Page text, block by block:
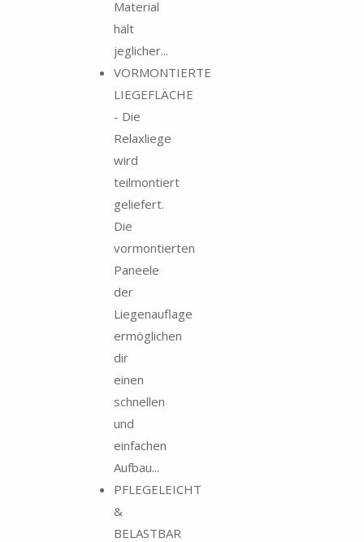
Material
hält
jeglicher...
VORMONTIERTE
LIEGEFLÄCHE
- Die
Relaxliege
wird
teilmontiert
geliefert.
Die
vormontierten
Paneele
der
Liegenauflage
ermöglichen
dir
einen
schnellen
und
einfachen
Aufbau...
PFLEGELEICHT
&
BELASTBAR